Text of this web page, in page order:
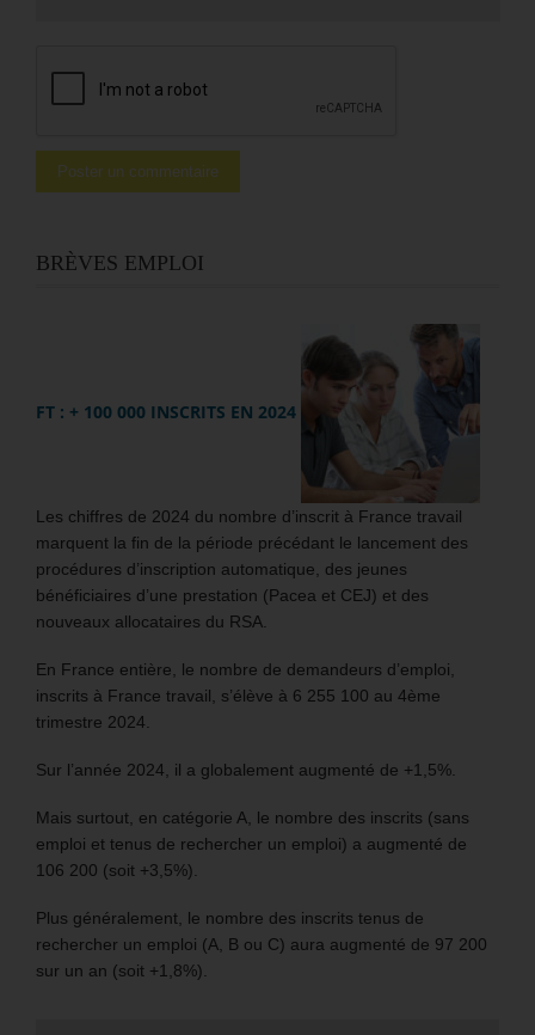
BRÈVES EMPLOI
FT : + 100 000 INSCRITS EN 2024
Les chiffres de 2024 du nombre d’inscrit à France travail
marquent la fin de la période précédant le lancement des
procédures d’inscription automatique, des jeunes
bénéficiaires d’une prestation (Pacea et CEJ) et des
nouveaux allocataires du RSA.
En France entière, le nombre de demandeurs d’emploi,
inscrits à France travail, s’élève à 6 255 100 au 4ème
trimestre 2024.
Sur l’année 2024, il a globalement augmenté de +1,5%.
Mais surtout, en catégorie A, le nombre des inscrits (sans
emploi et tenus de rechercher un emploi) a augmenté de
106 200 (soit +3,5%).
Plus généralement, le nombre des inscrits tenus de
rechercher un emploi (A, B ou C) aura augmenté de 97 200
sur un an (soit +1,8%).